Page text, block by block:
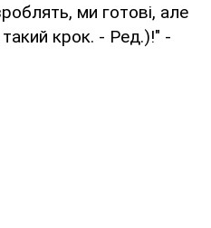
ми готові, але
крок. - Ред.)!" -